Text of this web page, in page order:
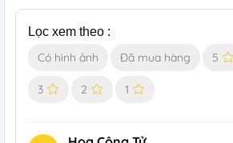
Lọc xem theo :
Có hình ảnh Đã mua hàng 5
3 2 1